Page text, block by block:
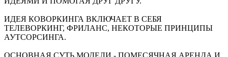
ИДЕЯ КОВОРКИНГА ВКЛЮЧАЕТ В СЕБЯ
ТЕЛЕВОРКИНГ, ФРИЛАНС, НЕКОТОРЫЕ ПРИНЦИПЫ
АУТСОРСИНГА.
ОСНОВНАЯ СУТЬ МОДЕЛИ - ПОМЕСЯЧНАЯ АРЕНДА И